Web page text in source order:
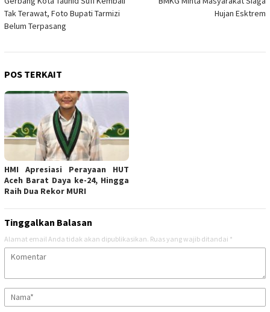
pos
Tak Terawat, Foto Bupati Tarmizi
Belum Terpasang
Hujan Esktrem
POS TERKAIT
HMI Apresiasi Perayaan HUT
Aceh Barat Daya ke-24, Hingga
Raih Dua Rekor MURI
Tinggalkan Balasan
Alamat email Anda tidak akan dipublikasikan. Ruas yang wajib ditandai *